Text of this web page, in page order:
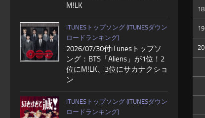
18
19
20
M!LK
ITUNESトップソング (ITUNESダウン
ロードランキング)
2026/07/30付iTunesトップソ
ング：BTS「Aliens」が1位！2
位にM!LK、3位にサカナクショ
ン
ITUNESトップソング (ITUNESダウン
ロードランキング)